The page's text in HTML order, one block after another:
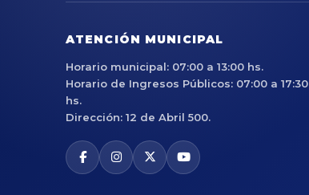
ATENCIÓN MUNICIPAL
Horario municipal: 07:00 a 13:00 hs.
Horario de Ingresos Públicos: 07:00 a 17:30
hs.
Dirección: 12 de Abril 500.